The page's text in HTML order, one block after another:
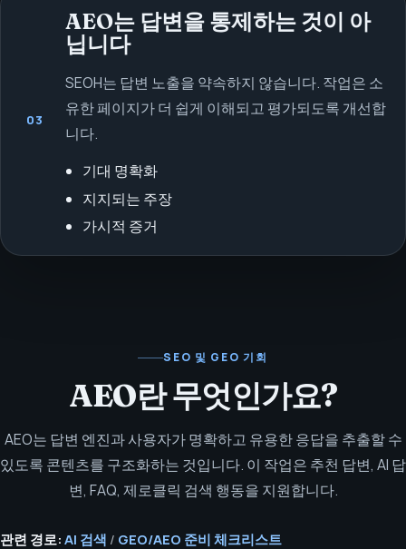
03
AEO는 답변을 통제하는 것이 아
닙니다
SEOH는 답변 노출을 약속하지 않습니다. 작업은 소
유한 페이지가 더 쉽게 이해되고 평가되도록 개선합
니다.
기대 명확화
지지되는 주장
가시적 증거
SEO 및 GEO 기회
AEO란 무엇인가요?
AEO는 답변 엔진과 사용자가 명확하고 유용한 응답을 추출할 수
있도록 콘텐츠를 구조화하는 것입니다. 이 작업은 추천 답변, AI 답
변, FAQ, 제로클릭 검색 행동을 지원합니다.
관련 경로: AI 검색 / GEO/AEO 준비 체크리스트